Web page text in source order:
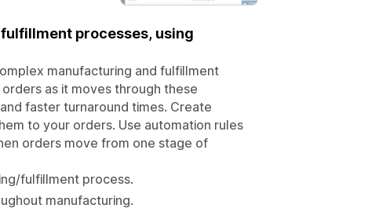
processes, using
manufacturing and fulfillment
as it moves through these
faster turnaround times. Create
to your orders. Use automation rules
orders move from one stage of
fulfillment process.
manufacturing.